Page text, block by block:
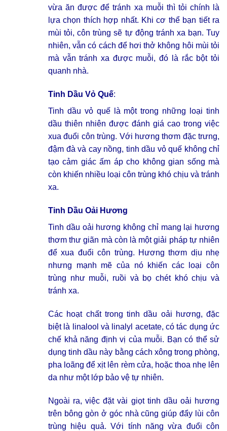
vừa ăn được để tránh xa muỗi thì tỏi chính là
lựa chọn thích hợp nhất. Khi cơ thể bạn tiết ra
mùi tỏi, côn trùng sẽ tự động tránh xa bạn. Tuy
nhiên, vẫn có cách để hơi thở không hôi mùi tỏi
mà vẫn tránh xa được muỗi, đó là rắc bột tỏi
quanh nhà.
Tinh Dầu Vỏ Quế:
Tinh dầu vỏ quế là một trong những loại tinh
dầu thiên nhiên được đánh giá cao trong việc
xua đuổi côn trùng. Với hương thơm đặc trưng,
đậm đà và cay nồng, tinh dầu vỏ quế không chỉ
tạo cảm giác ấm áp cho không gian sống mà
còn khiến nhiều loại côn trùng khó chịu và tránh
xa.
Tinh Dầu Oải Hương
Tinh dầu oải hương không chỉ mang lại hương
thơm thư giãn mà còn là một giải pháp tự nhiên
để xua đuổi côn trùng. Hương thơm dịu nhẹ
nhưng mạnh mẽ của nó khiến các loại côn
trùng như muỗi, ruồi và bọ chét khó chịu và
tránh xa.
Các hoạt chất trong tinh dầu oải hương, đặc
biệt là linalool và linalyl acetate, có tác dụng ức
chế khả năng định vị của muỗi. Bạn có thể sử
dụng tinh dầu này bằng cách xông trong phòng,
pha loãng để xịt lên rèm cửa, hoặc thoa nhẹ lên
da như một lớp bảo vệ tự nhiên.
Ngoài ra, việc đặt vài giọt tinh dầu oải hương
trên bông gòn ở góc nhà cũng giúp đẩy lùi côn
trùng hiệu quả. Với tính năng vừa đuổi côn